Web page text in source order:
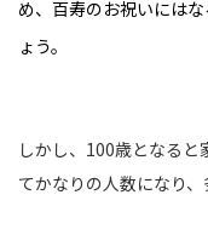
め、百寿のお祝いには
ょう。
しかし、100歳となる
てかなりの人数になり